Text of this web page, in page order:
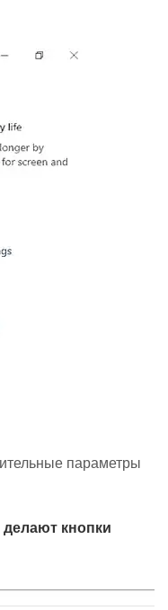
параметры
кнопки